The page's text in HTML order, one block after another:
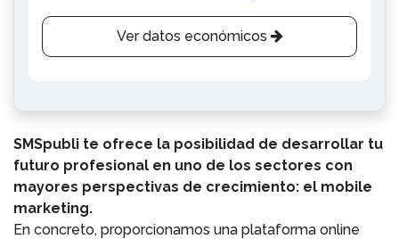
Ver datos económicos
SMSpubli te ofrece la posibilidad de desarrollar tu
futuro profesional en uno de los sectores con
mayores perspectivas de crecimiento: el mobile
marketing.
En concreto, proporcionamos una plataforma online